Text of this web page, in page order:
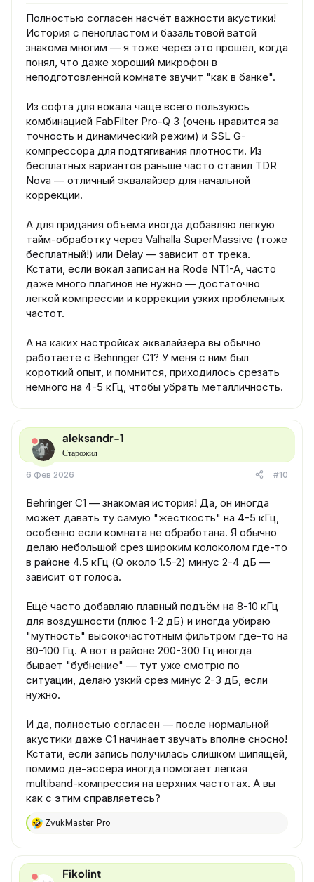
Полностью согласен насчёт важности акустики!
История с пенопластом и базальтовой ватой
знакома многим — я тоже через это прошёл, когда
понял, что даже хороший микрофон в
неподготовленной комнате звучит "как в банке".
Из софта для вокала чаще всего пользуюсь
комбинацией FabFilter Pro-Q 3 (очень нравится за
точность и динамический режим) и SSL G-
компрессора для подтягивания плотности. Из
бесплатных вариантов раньше часто ставил TDR
Nova — отличный эквалайзер для начальной
коррекции.
А для придания объёма иногда добавляю лёгкую
тайм-обработку через Valhalla SuperMassive (тоже
бесплатный!) или Delay — зависит от трека.
Кстати, если вокал записан на Rode NT1-A, часто
даже много плагинов не нужно — достаточно
легкой компрессии и коррекции узких проблемных
частот.
А на каких настройках эквалайзера вы обычно
работаете с Behringer C1? У меня с ним был
короткий опыт, и помнится, приходилось срезать
немного на 4-5 кГц, чтобы убрать металличность.
aleksandr-1
Старожил
6 Фев 2026 #10
Behringer C1 — знакомая история! Да, он иногда
может давать ту самую "жесткость" на 4-5 кГц,
особенно если комната не обработана. Я обычно
делаю небольшой срез широким колоколом где-то
в районе 4.5 кГц (Q около 1.5-2) минус 2-4 дБ —
зависит от голоса.
Ещё часто добавляю плавный подъём на 8-10 кГц
для воздушности (плюс 1-2 дБ) и иногда убираю
"мутность" высокочастотным фильтром где-то на
80-100 Гц. А вот в районе 200-300 Гц иногда
бывает "бубнение" — тут уже смотрю по
ситуации, делаю узкий срез минус 2-3 дБ, если
нужно.
И да, полностью согласен — после нормальной
акустики даже C1 начинает звучать вполне сносно!
Кстати, если запись получилась слишком шипящей,
помимо де-эссера иногда помогает легкая
multiband-компрессия на верхних частотах. А вы
как с этим справляетесь?
Р
а
к
ц
ZvukMaster_Pro
Fikolint